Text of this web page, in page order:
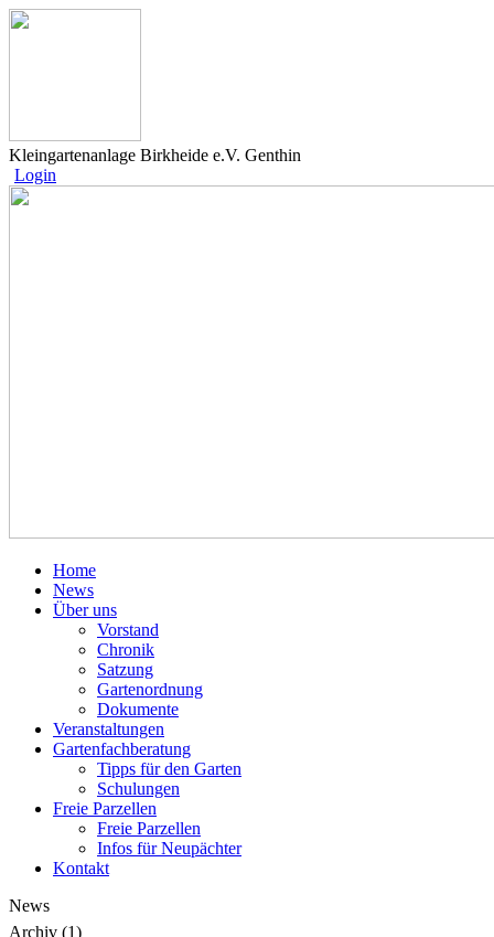
Kleingartenanlage Birkheide e.V. Genthin
Login
Home
News
Über uns
Vorstand
Chronik
Satzung
Gartenordnung
Dokumente
Veranstaltungen
Gartenfachberatung
Tipps für den Garten
Schulungen
Freie Parzellen
Freie Parzellen
Infos für Neupächter
Kontakt
News
Archiv (1)